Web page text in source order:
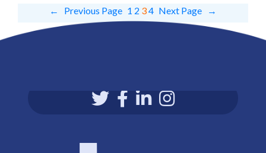
← Previous Page 1 2 34 Next Page →